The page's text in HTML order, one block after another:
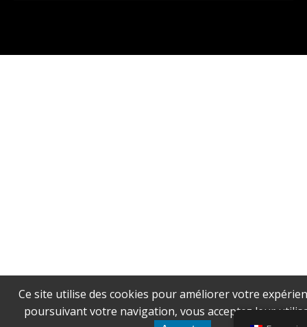
Ce site utilise des cookies pour améliorer votre
poursuivant votre navigation, vous acceptez leur